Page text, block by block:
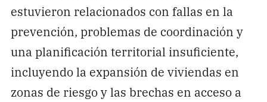
estuvieron relacionados con fallas en la
prevención, problemas de coordinación y
una planificación territorial insuficiente,
incluyendo la expansión de viviendas en
zonas de riesgo y las brechas en acceso a